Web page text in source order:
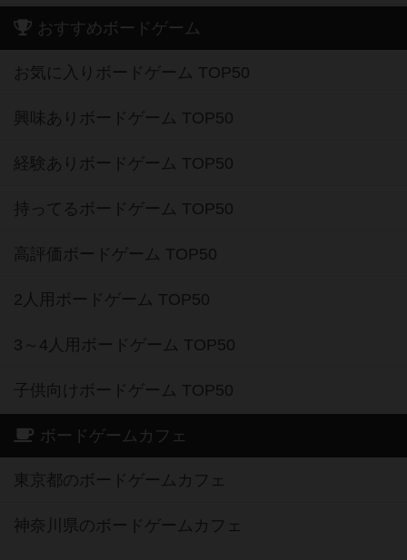
おすすめボードゲーム
お気に入りボードゲーム TOP50
興味ありボードゲーム TOP50
経験ありボードゲーム TOP50
持ってるボードゲーム TOP50
高評価ボードゲーム TOP50
2人用ボードゲーム TOP50
3～4人用ボードゲーム TOP50
子供向けボードゲーム TOP50
ボードゲームカフェ
東京都のボードゲームカフェ
神奈川県のボードゲームカフェ